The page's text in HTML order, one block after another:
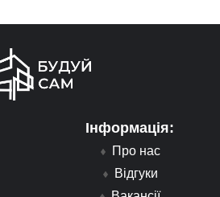
Інформація:
Про нас
Відгуки